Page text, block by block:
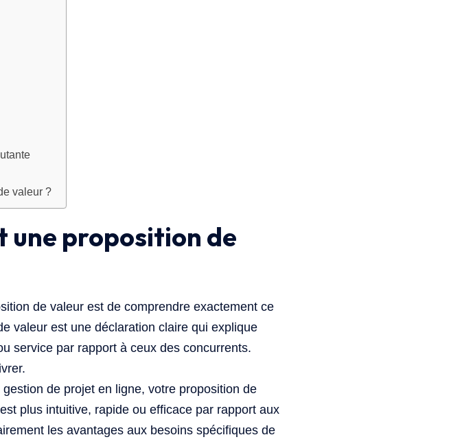
valeur ?
une proposition de
de valeur est de comprendre exactement ce
valeur est une déclaration claire qui explique
service par rapport à ceux des concurrents.
de projet en ligne, votre proposition de
plus intuitive, rapide ou efficace par rapport aux
les avantages aux besoins spécifiques de